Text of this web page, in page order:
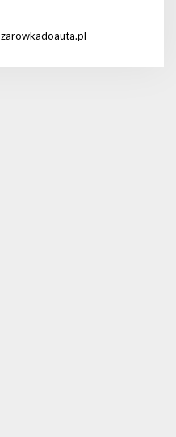
zarowkadoauta.pl